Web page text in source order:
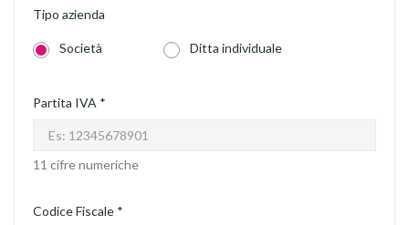
Tipo azienda
Società Ditta individuale
Partita IVA *
11 cifre numeriche
Codice Fiscale *